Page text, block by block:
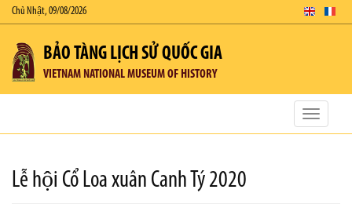
Chủ Nhật, 09/08/2026
BẢO TÀNG LỊCH SỬ QUỐC GIA
VIETNAM NATIONAL MUSEUM OF HISTORY
Toggle
Lễ hội Cổ Loa xuân Canh Tý 2020